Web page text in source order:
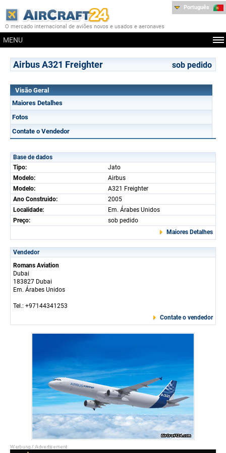
O mercado internacional de aviões novos e usados e aeronaves
MENU
Português
Airbus A321 Freighter sob pedido
Visão Geral
Maiores Detalhes
Fotos
Contate o Vendedor
Base de dados
Tipo:
Jato
Modelo:
Airbus
Modelo:
A321 Freighter
Ano Construido:
2005
Localidade:
Em. Árabes Unidos
Preço:
sob pedido
Maiores Detalhes
Vendedor
Romans Aviation
Dubai
183827 Dubai
Em. Árabes Unidos
Tel.: +97144341253
Contate o vendedor